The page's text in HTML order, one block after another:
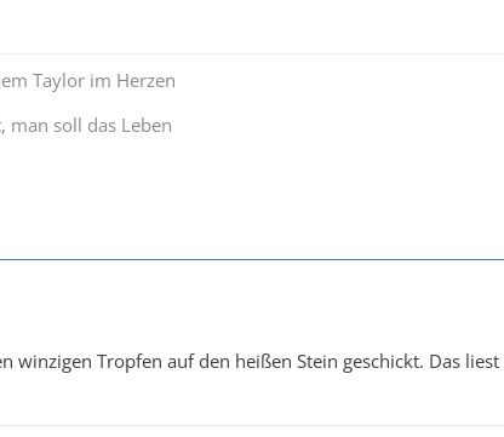
Taylor im Herzen
man soll das Leben
winzigen Tropfen auf den heißen Stein geschickt. Das